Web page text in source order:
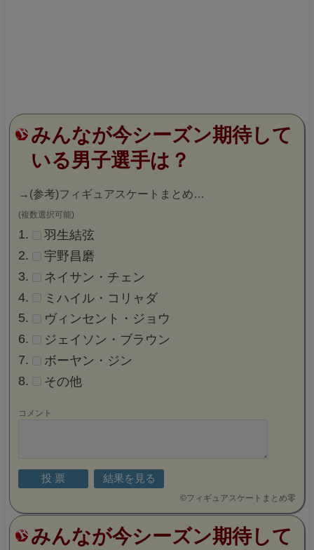
みんなが今シーズン期待して
いる男子選手は？
→ (参考)フィギュアスケートまとめ…
(複数選択可能)
羽生結弦
宇野昌磨
ネイサン・チェン
ミハイル・コリャダ
ヴィンセント・ジョウ
ジェイソン・ブラウン
ボーヤン・ジン
その他
コメント
©フィギュアスケートまとめ零
みんなが今シーズン期待して